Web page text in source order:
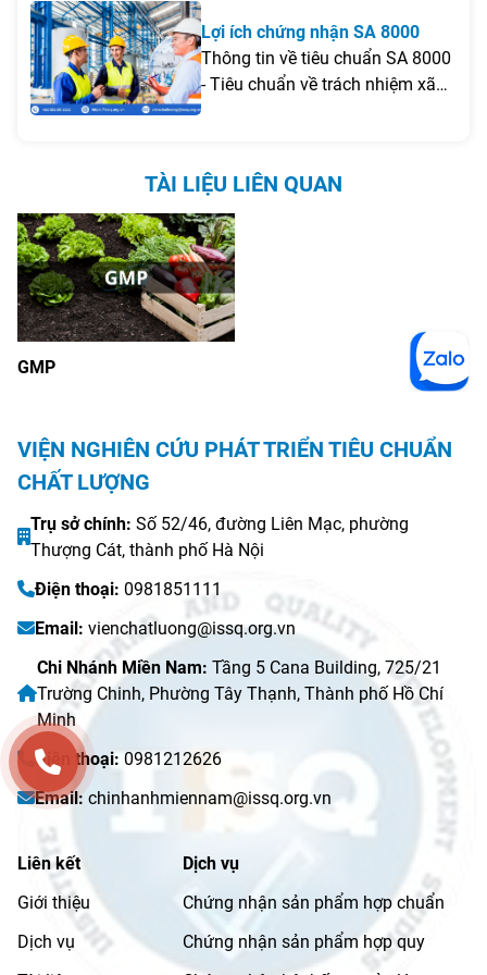
tượng tiêu dùng.
động, môi trường làm việc an
toàn - công bằng.
Lợi ích chứng nhận SA 8000
Thông tin về tiêu chuẩn SA 8000
- Tiêu chuẩn về trách nhiệm xã
hội, tiêu chí bảo vệ quyền lợi cho
TÀI LIỆU LIÊN QUAN
GMP
VIỆN NGHIÊN CỨU PHÁT TRIỂN TIÊU CHUẨN
CHẤT LƯỢNG
Trụ sở chính: Số 52/46, đường Liên Mạc, phường
Thượng Cát, thành phố Hà Nội
Điện thoại: 0981851111
Email: vienchatluong@issq.org.vn
Chi Nhánh Miền Nam: Tầng 5 Cana Building, 725/21
Trường Chinh, Phường Tây Thạnh, Thành phố Hồ Chí
Minh
Điện thoại: 0981212626
Email: chinhanhmiennam@issq.org.vn
Liên kết
Giới thiệu
Dịch vụ
Dịch vụ
Chứng nhận sản phẩm hợp chuẩn
Chứng nhận sản phẩm hợp quy